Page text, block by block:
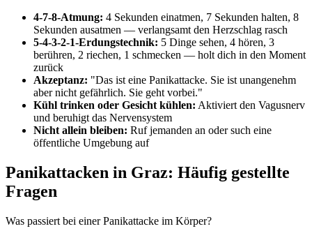
4-7-8-Atmung: 4 Sekunden einatmen, 7 Sekunden halten, 8
Sekunden ausatmen — verlangsamt den Herzschlag rasch
5-4-3-2-1-Erdungstechnik: 5 Dinge sehen, 4 hören, 3
berühren, 2 riechen, 1 schmecken — holt dich in den Moment
zurück
Akzeptanz: "Das ist eine Panikattacke. Sie ist unangenehm
aber nicht gefährlich. Sie geht vorbei."
Kühl trinken oder Gesicht kühlen: Aktiviert den Vagusnerv
und beruhigt das Nervensystem
Nicht allein bleiben: Ruf jemanden an oder such eine
öffentliche Umgebung auf
Panikattacken in Graz: Häufig gestellte
Fragen
Was passiert bei einer Panikattacke im Körper?